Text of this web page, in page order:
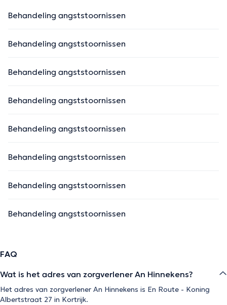
Behandeling angststoornissen
Behandeling angststoornissen
Behandeling angststoornissen
Behandeling angststoornissen
Behandeling angststoornissen
Behandeling angststoornissen
Behandeling angststoornissen
Behandeling angststoornissen
FAQ
Wat is het adres van zorgverlener An Hinnekens?
Het adres van zorgverlener An Hinnekens is En Route - Koning
Albertstraat 27 in Kortrijk.